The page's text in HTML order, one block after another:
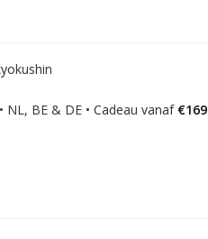
NL, BE & DE • Cadeau vanaf €169